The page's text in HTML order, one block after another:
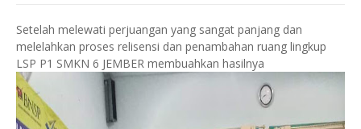
Setelah melewati perjuangan yang sangat panjang dan
melelahkan proses relisensi dan penambahan ruang lingkup
LSP P1 SMKN 6 JEMBER membuahkan hasilnya